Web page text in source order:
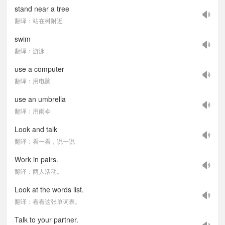
stand near a tree
翻译：站在树附近
swim
翻译：游泳
use a computer
翻译：用电脑
use an umbrella
翻译：用雨伞
Look and talk
翻译：看一看，说一说
Work in pairs.
翻译：两人活动。
Look at the words list.
翻译：看看这张单词表。
Talk to your partner.